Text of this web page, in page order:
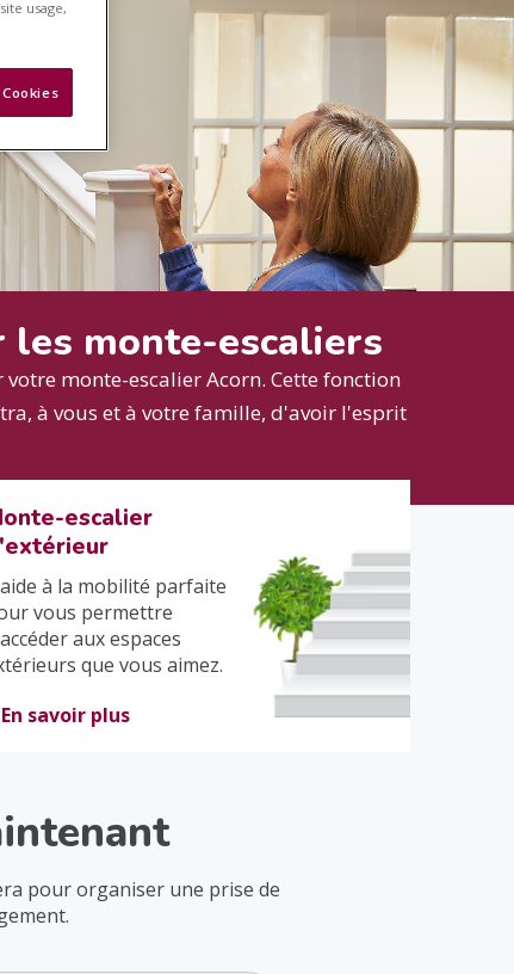
monte-escaliers
monte-escalier Acorn. Cette fonction
à vous et à votre famille, d'avoir l'esprit
escalier
à la mobilité parfaite
vous permettre
aux espaces
que vous aimez.
savoir plus
pour organiser une prise de
usage,